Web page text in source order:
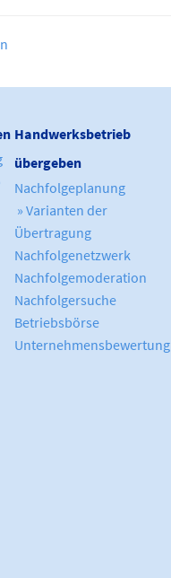
Handwerksbetrieb
übergeben
Nachfolgeplanung
» Varianten der
Übertragung
Nachfolgenetzwerk
Nachfolgemoderation
Nachfolgersuche
Betriebsbörse
Unternehmensbewertung